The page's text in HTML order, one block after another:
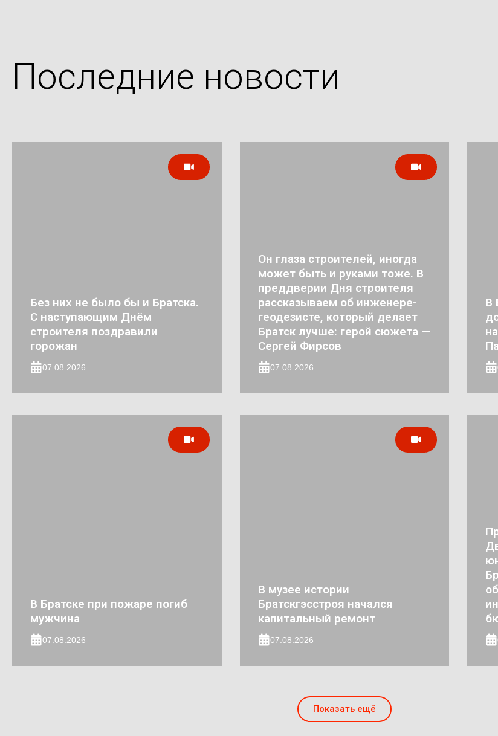
Последние новости
Без них не было бы и Братска.
С наступающим Днём
строителя поздравили
горожан
07.08.2026
Он глаза строителей, иногда
может быть и руками тоже. В
преддверии Дня строителя
рассказываем об инженере-
геодезисте, который делает
Братск лучше: герой сюжета —
Сергей Фирсов
07.08.2026
В
В Братске при пожаре погиб
мужчина
07.08.2026
В музее истории
Братскгэсстроя начался
капитальный ремонт
07.08.2026
Показать ещё